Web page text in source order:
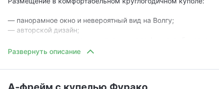
— ресторан а-ля карт под руководством шефа Азата
• блюда высокой лесной кухни;
— панорамное окно и невероятный вид на Волгу;
— авторской дизайн;
книг и всего того, что может пригодиться;
размещение с двумя раздельными кроватями или одной